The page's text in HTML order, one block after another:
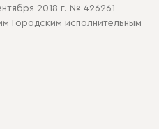
2018 г. № 426261
Городским исполнительным